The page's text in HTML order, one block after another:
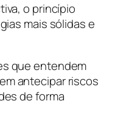
o princípio
mais sólidas e
que entendem
antecipar riscos
de forma